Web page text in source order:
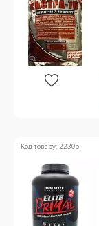
Код товару: 22305